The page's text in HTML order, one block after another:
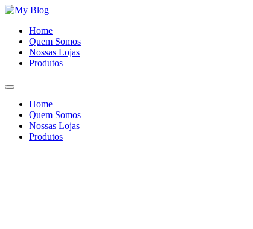
Ir
conteúdo
Home
Quem Somos
Nossas Lojas
Produtos
Home
Quem Somos
Nossas Lojas
Produtos